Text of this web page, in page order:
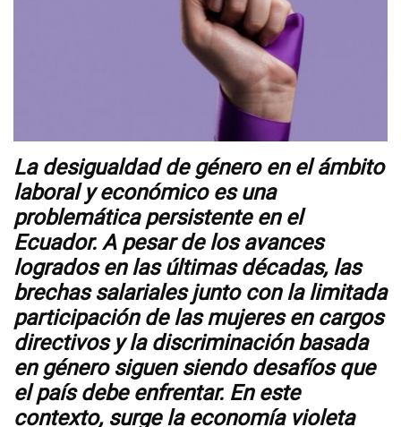
La desigualdad de género en el ámbito
laboral y económico es una
problemática persistente en el
Ecuador. A pesar de los avances
logrados en las últimas décadas, las
brechas salariales junto con la limitada
participación de las mujeres en cargos
directivos y la discriminación basada
en género siguen siendo desafíos que
el país debe enfrentar. En este
contexto, surge la economía violeta